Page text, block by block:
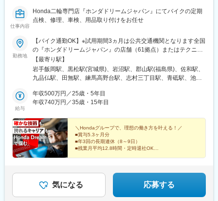
幡駅(静岡県)、積志駅、高塚駅、金指駅、ジヤトコ前駅、金谷駅、
掛川市役所前駅、菊川駅(静岡県)、木田駅、日進駅(愛知県)、徳重
県)、勝川駅、榎戸駅(愛知県)、枇杷島駅、上横須賀駅、共和駅、
柏森駅、三河高浜駅、野間駅、古見駅(愛知県)、牛田駅(愛知県)、
永和駅、黒笹駅、乙川駅、三郷駅(愛知県)、中京競馬場前駅、稲沢
駅、野跡駅、堀田駅(名古屋市営)、亀島駅、上前津駅、ナゴヤドー
ム前矢田駅、笠寺駅、日比野駅(名古屋市営)、鳴海駅、金城ふ頭
駅、麻生田駅、蓮花寺駅、菰野駅、伊勢朝日駅、四日市駅、中水
野駅、瀬戸口駅、聚楽園駅、太田川駅、東湊駅、石津川駅、土居
駅(大阪府)、千里丘駅、安治川口駅、トレードセンター前駅、御幣
田駅(大阪府)、住道駅、八尾駅、園田駅、星ケ丘駅(大阪府)、西三
荘駅、三田駅(兵庫県)、猪名寺駅、仁川駅、桜川駅(大阪府)、大国
町駅、鴻池新田駅、兵庫駅、土山駅、播磨町駅、別府駅(兵庫県)、
社町駅、荒井駅、大村駅(兵庫県)、西神南駅、ハーバーランド駅、
マリンパーク駅、林崎松江海岸駅、阪神国道駅、香櫨園駅、向島
水口松尾駅、守山駅、南草津駅、瀬田駅(滋賀県)、野洲駅、篠原駅
(滋賀県)、新広駅、矢野駅、大塚駅(広島県)、安芸矢口駅、佐伯区
役所前駅、江波駅、宇品四丁目駅、本郷駅(広島県)、府中駅(広島
仕事内容
Honda二輪専門店『ホンダドリームジャパン』にてバイクの定期
点検、修理、車検、用品取り付けをお任せ
勤務地
【バイク通勤OK】※試用期間3ヵ月は公共交通機関となります全国
の『ホンダドリームジャパン』の店舗（61拠点）またはテクニカ
ルセンター5拠点のいずれかでの勤務となります※配属は居住地を
考慮し決定【東北】■岩手県：盛岡■宮城県：仙台泉／宮城岩沼■
福島県：郡山【関東】■茨城県：水戸北■東京都：世田谷／西東京
浜旭／川崎宮前／横浜緑■千葉県：船橋／松戸／蘇我■埼玉県：ふ
かや花園／鴻巣／所沢／大宮／狭山／東浦和／草加／新座【東
小牧／一宮／豊橋／名古屋上小田井■岐阜県：岐阜【近畿】■大阪
府：堺／箕面／藤井寺／東淀川／豊中■京都府：京都伏見／京都右
京／京都北山■兵庫県：神戸灘／尼崎／姫路／西宮甲子園■奈良
県：奈良【中国・四国】■岡山県：岡山■広島県：広島／福山■徳
島県：徳島■香川県：高松■高知県：高知【九州】■福岡県：博多
受動喫煙対策：分煙対策あり
【最寄り駅】
岩手飯岡駅、黒松駅(宮城県)、岩沼駅、郡山駅(福島県)、佐和駅、
九品仏駅、田無駅、練馬高野台駅、志村三丁目駅、青砥駅、池上
山駅(神奈川県)、東船橋駅、松戸駅、蘇我駅、ふかや花園駅、北鴻
巣駅、新所沢駅、今羽駅、新狭山駅、東浦和駅、獨協大学前駅、
駅、運動公園前駅(愛知県)、中小田井駅、笠松駅、中百舌鳥駅、牧
落駅、藤井寺駅、ＪＲ淡路駅、曽根駅(大阪府)、竹田駅(京都府)、
山ノ内駅(京都府)、北大路駅、大石駅、猪名寺駅、手柄駅、甲子園
口駅、新大宮駅、北長瀬駅、天神川駅、道上駅、阿波富田駅、鬼
無駅、朝倉駅前駅、博多駅、福工大前駅、御井駅、春日駅(福岡
育館駅、杉田駅(神奈川県)、センター南駅、宮前平駅、吉野原駅、
長久手古戦場駅、西一宮駅、下新庄駅、くいな橋駅、嵐電天神川
駅、西灘駅、塚口駅(阪急線)、奈良駅、矢賀駅、高松駅(東京都)、
給与
年収500万円／25歳・5年目
年収740万円／35歳・15年目
＼Hondaグループで、理想の働き方を叶える！／
■賞与5.3ヶ月分
■年3回の長期連休（8～9日）
■残業月平均12.8時間・定時退社OK
気になる 応募する